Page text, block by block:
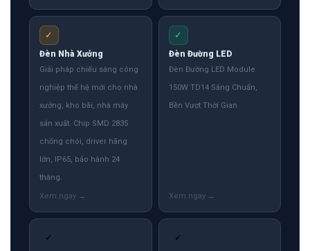
✓
Đèn Nhà Xưởng
Giải pháp chiếu sáng công
nghiệp thế hệ mới cho nhà
xưởng, kho bãi, nhà máy
sản xuất. Chip SMD 2835
chống chói, driver hãng
lớn, IP65, bảo hành 24
tháng.
✓
Đèn Đường LED
Đèn Đường LED Module
150W TD14 Sáng Chuẩn,
Bền Vượt Thời Gian
✓ ✓